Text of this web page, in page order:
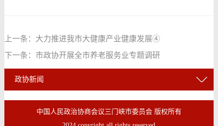
上一条： 大力推进我市大健康产业健康发展④
下一条： 市政协开展全市养老服务业专题调研
政协新闻
中国人民政治协商会议三门峡市委员会 版权所有